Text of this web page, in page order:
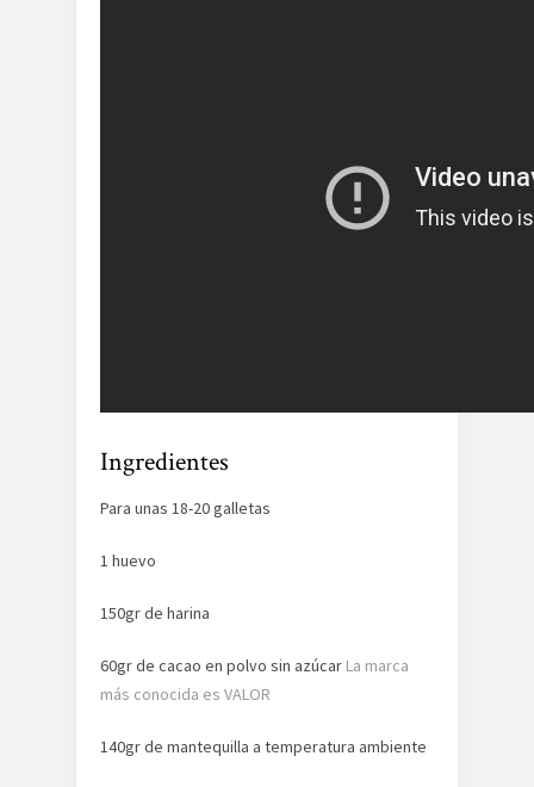
Ingredientes
Para unas 18-20 galletas
1 huevo
150gr de harina
60gr de cacao en polvo sin azúcar La marca
más conocida es VALOR
140gr de mantequilla a temperatura ambiente